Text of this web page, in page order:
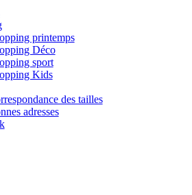
printemps
Déco
sport
Kids
des tailles
adresses